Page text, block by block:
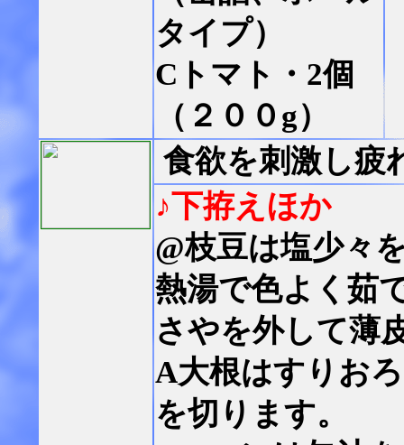
タイプ）
Cトマト・2個
（２００g）
食欲を刺激し疲
♪下拵えほか
@枝豆は塩少々
熱湯で色よく茹
さやを外して薄
A大根はすりお
を切ります。